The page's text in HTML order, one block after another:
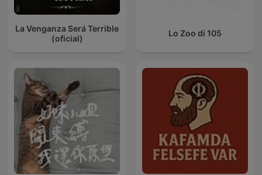
La Venganza Será Terrible
(oficial)
Lo Zoo di 105